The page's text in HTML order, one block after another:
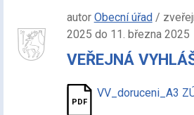
autor Obecní úřad/
2025 do 11. března 2025
VEŘEJNÁ
VV_doruceni_A3